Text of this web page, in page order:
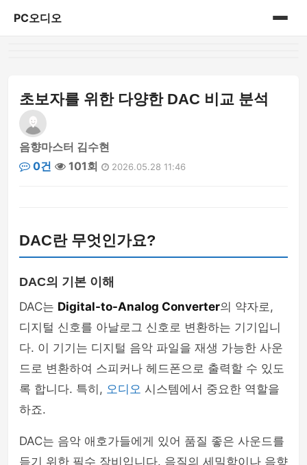
PC오디오
초보자를 위한 다양한 DAC 비교 분석
음향마스터 김수현
0건
101회 2026.05.28 11:46
DAC란 무엇인가요?
DAC의 기본 이해
DAC는 Digital-to-Analog Converter의 약자로,
디지털 신호를 아날로그 신호로 변환하는 기기입니
다. 이 기기는 디지털 음악 파일을 재생 가능한 사운
드로 변환하여 스피커나 헤드폰으로 출력할 수 있도
록 합니다. 특히, 오디오 시스템에서 중요한 역할을
하죠.
DAC는 음악 애호가들에게 있어 품질 좋은 사운드를
듣기 위한 필수 장비입니다. 음질의 세밀함이나 음향